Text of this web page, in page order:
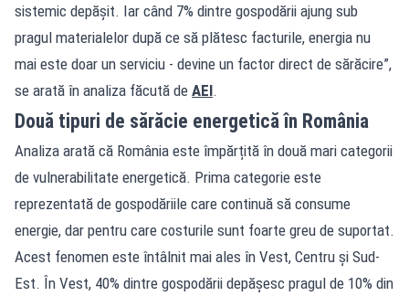
sistemic depășit. Iar când 7% dintre gospodării ajung sub
pragul materialelor după ce să plătesc facturile, energia nu
mai este doar un serviciu - devine un factor direct de sărăcire”,
se arată în analiza făcută de AEI.
Două tipuri de sărăcie energetică în România
Analiza arată că România este împărțită în două mari categorii
de vulnerabilitate energetică. Prima categorie este
reprezentată de gospodăriile care continuă să consume
energie, dar pentru care costurile sunt foarte greu de suportat.
Acest fenomen este întâlnit mai ales în Vest, Centru și Sud-
Est. În Vest, 40% dintre gospodării depășesc pragul de 10% din